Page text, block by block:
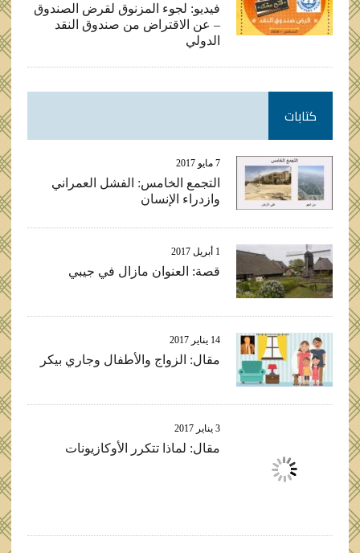
فيديو: لجوء المزنوق لقرض الصندوق
– عن الاقتراض من صندوق النقد
الدولي
كتابات
7 مايو 2017
التجمع الخامس: الفشل العمراني
وازدراء الإنسان
1 أبريل 2017
قصة: العنوان مازال في جيبي
14 يناير 2017
مقال: الزواج والأطفال وجاري بيكر
3 يناير 2017
مقال: لماذا تتكرر الأوكازيونات
مقال: الفيل الذي في الغرفة